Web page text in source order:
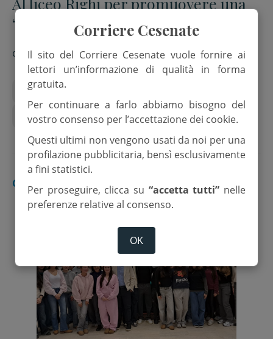
“cittadinanza attiva”
di Redazione
Educazione civica
Liceo scientifico "Augusto Righi" Scuola
CESENA
Corriere Cesenate
Il sito del Corriere Cesenate vuole fornire ai
lettori un’informazione di qualità in forma
gratuita.
Per continuare a farlo abbiamo bisogno del
vostro consenso per l’accettazione dei cookie.
Questi ultimi non vengono usati da noi per una
profilazione pubblicitaria, bensì esclusivamente
a fini statistici.
Per proseguire, clicca su “accetta tutti” nelle
preferenze relative al consenso.
OK